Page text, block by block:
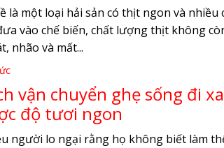
là một loại hải sản có thịt ngon và nhiều
vào chế biến, chất lượng thịt không
nhão và mất...
vận chuyển ghẹ sống đi
độ tươi ngon
người lo ngại rằng họ không biết làm